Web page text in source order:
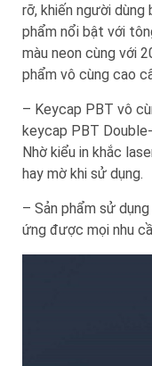
rỡ, khiến người
phẩm nổi bật với
màu neon cùng với
phẩm vô cùng cao
– Keycap PBT vô
keycap PBT
Nhờ kiểu in khắc
hay mờ khi sử dụng.
– Sản phẩm sử
ứng được mọi nhu